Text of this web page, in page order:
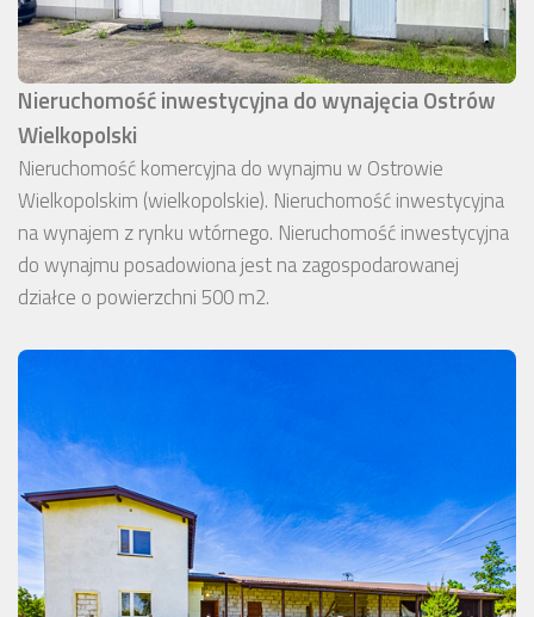
Nieruchomość inwestycyjna do wynajęcia Ostrów
Wielkopolski
Nieruchomość komercyjna do wynajmu w Ostrowie
Wielkopolskim (wielkopolskie). Nieruchomość inwestycyjna
na wynajem z rynku wtórnego. Nieruchomość inwestycyjna
do wynajmu posadowiona jest na zagospodarowanej
działce o powierzchni 500 m2.